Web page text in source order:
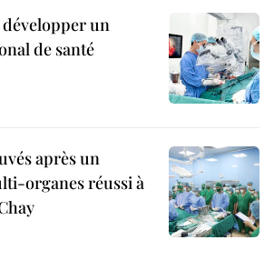
un
de santé
après un
organes réussi à